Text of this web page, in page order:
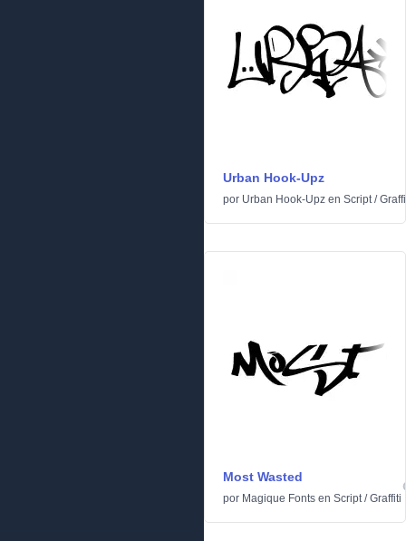
Urban Hook-Upz
por Urban Hook-Upz en Script/
Most Wasted
por Magique Fonts en Script/Graffiti